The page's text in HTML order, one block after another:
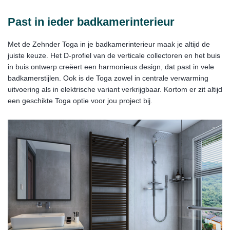
Past in ieder badkamerinterieur
Met de Zehnder Toga in je badkamerinterieur maak je altijd de
juiste keuze. Het D-profiel van de verticale collectoren en het buis
in buis ontwerp creëert een harmonieus design, dat past in vele
badkamerstijlen. Ook is de Toga zowel in centrale verwarming
uitvoering als in elektrische variant verkrijgbaar. Kortom er zit altijd
een geschikte Toga optie voor jou project bij.